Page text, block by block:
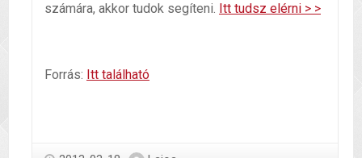
számára, akkor tudok segíteni. Itt tudsz elérni > >
Forrás: Itt található